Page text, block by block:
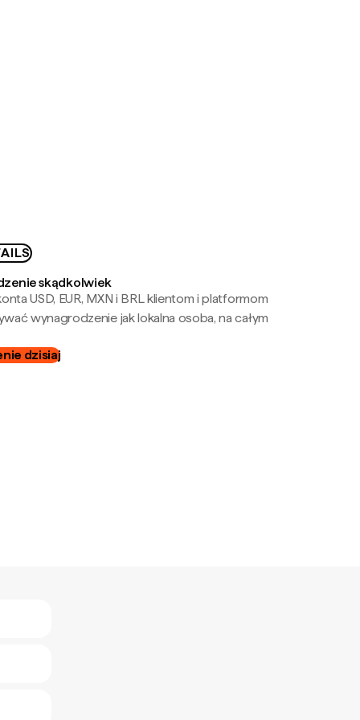
skądkolwiek
USD, EUR, MXN i BRL klientom i platformom
wynagrodzenie jak lokalna osoba, na całym
dzisiaj